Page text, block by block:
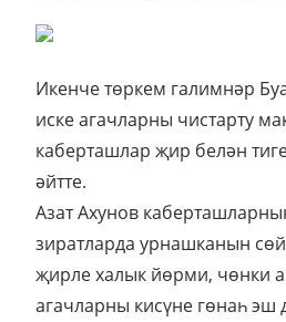
Икенче төркем галимнәр
иске агачларны чистарту
каберташлар җир белән
әйтте.
Азат Ахунов
зиратларда урнашканын
җирле халык йөрми, чөнки
агачларны кисүне гөнаһ эш